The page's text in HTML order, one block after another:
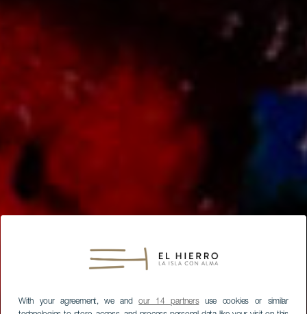
With your agreement, we andour 14 partnersuse cookies or similar